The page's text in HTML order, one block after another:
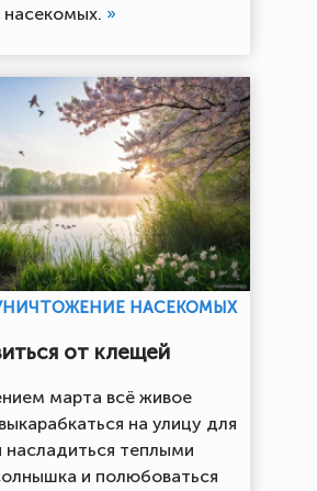
насекомых. »
НАСЕКОМЫХ
от клещей
марта всё живое
на улицу для
насладиться теплыми
и полюбоваться